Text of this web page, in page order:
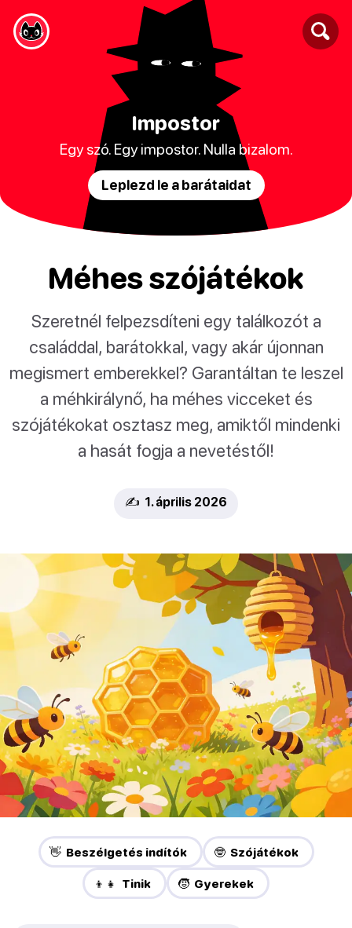
Impostor
Egy szó. Egy impostor. Nulla bizalom.
Leplezd le a barátaidat
Méhes szójátékok
Szeretnél felpezsdíteni egy találkozót a
családdal, barátokkal, vagy akár újonnan
megismert emberekkel? Garantáltan te leszel
a méhkirálynő, ha méhes vicceket és
szójátékokat osztasz meg, amiktől mindenki
a hasát fogja a nevetéstől!
✍️ 1. április 2026
👋 Beszélgetés indítók 🤓 Szójátékok
👦👧 Tinik 🧒 Gyerekek